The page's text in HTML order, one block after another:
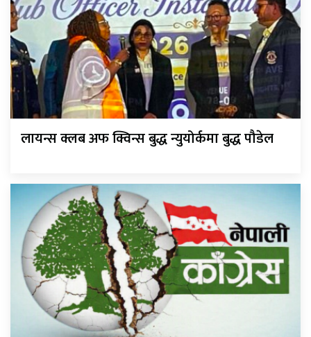
लायन्स क्लब अफ क्विन्स बुद्ध न्युयोर्कमा बुद्ध पौडेल